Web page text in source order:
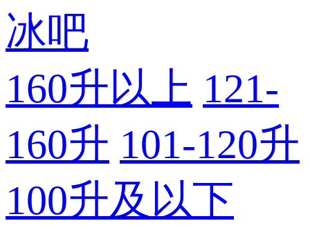
冰吧
160升以上 121-
160升 101-120升
100升及以下